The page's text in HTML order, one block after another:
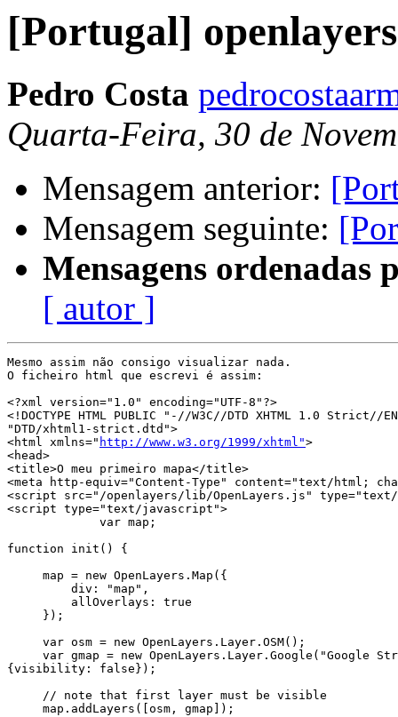
[Portugal]
Pedro Costa
Quarta-Feira, 30 de
Mensagem anterior:
Mensagem seguinte:
Mensagens ordenadas
[ autor ]
Mesmo assim não consigo visualizar nada.
O ficheiro html que escrevi é assim:
<?xml version="1.0" encoding="UTF-8"?>
<!DOCTYPE HTML PUBLIC "-//W3C//DTD XHTML 1.0 Strict//
"DTD/xhtml1-strict.dtd">
<html xmlns=" http://www.w3.org/1999/xhtml">
<head>
<title>O meu primeiro mapa</title>
<meta http-equiv="Content-Type" content="text/html;
<script src="/openlayers/lib/OpenLayers.js"
<script type="text/javascript">
             var map;
function init() {
     map = new OpenLayers.Map({
         div: "map",
         allOverlays: true
     });
     var osm = new OpenLayers.Layer.OSM();
var gmap = new OpenLayers.Layer.Google("Google
{visibility: false});
     // note that first layer must be visible
     map.addLayers([osm, gmap]);